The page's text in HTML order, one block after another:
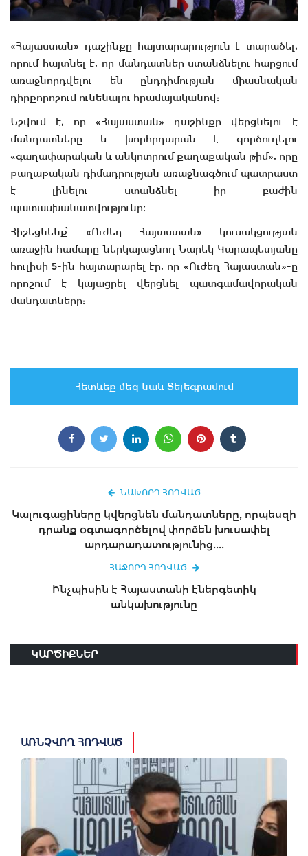
«Հայաստան» դաշինքը հայտարարություն է տարածել,
որում հայտնել է, որ մանդատներ ստանձնելու հարցում
առաջնորդվելու են ընդդիմության միասնական
դիրքորոշում ունենալու հրամայականով:
Նշվում է, որ «Հայաստան» դաշինքը վերցնելու է
մանդատները և խորհրդարան է գործուղելու
«գաղափարական և անկոտրում քաղաքական թիմ», որը
քաղաքական դիմադրության առաջնագծում պատրաստ
է լինելու ստանձնել իր բաժին
պատասխանատվությունը։
Հիշեցնենք՝ «Ուժեղ Հայաստան» կուսակցության
առաջին համարը ներկայացնող Նարեկ Կարապետյանը
հուլիսի 5-ին հայտարարել էր, որ «Ուժեղ Հայաստան»-ը
որոշում է կայացրել վերցնել պատգամավորական
մանդատները:
Հետևեք մեզ նաև Տելեգրամում
ՆԱԽՈՐԴ ՀՈԴՎԱԾ
Կալուգացիները կվերցնեն մանդատները, որպեսզի
դրանք օգտագործելով փորձեն խուսափել
արդարադատությունից....
ՀԱՋՈՐԴ ՀՈԴՎԱԾ
Ինչպիսին է Հայաստանի էներգետիկ
անկախությունը
ԿԱՐԾԻՔՆԵՐ
ԱՌՆՉՎՈՂ ՀՈԴՎԱԾ